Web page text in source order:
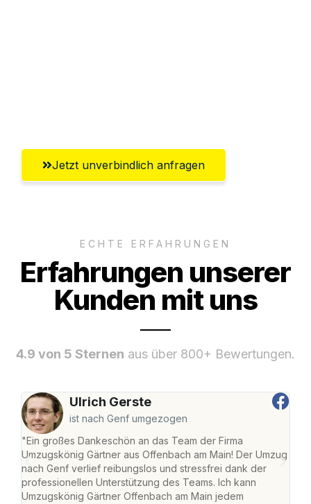
Jetzt unverbindlich anfragen
ECHTE ERFAHRUNGEN
Erfahrungen unserer
Kunden mit uns
4.9 von 5 Sternen aus über 800+ Bewertungen.
Ulrich Gerste
ist nach Genf umgezogen
"Ein großes Dankeschön an das Team der Firma
Umzugskönig Gärtner aus Offenbach am Main! Der Umzug
nach Genf verlief reibungslos und stressfrei dank der
professionellen Unterstützung des Teams. Ich kann
Umzugskönig Gärtner Offenbach am Main jedem